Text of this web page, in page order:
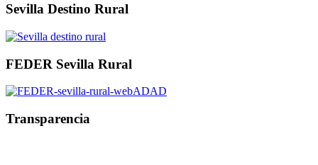
Sevilla Destino Rural
FEDER Sevilla Rural
Transparencia